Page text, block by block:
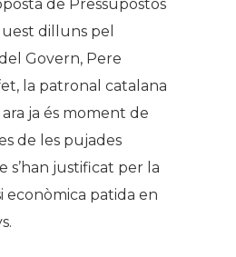
de Pressupostos
dilluns pel
Govern, Pere
la patronal catalana
ja és moment de
de les pujades
s’han justificat per la
econòmica patida en